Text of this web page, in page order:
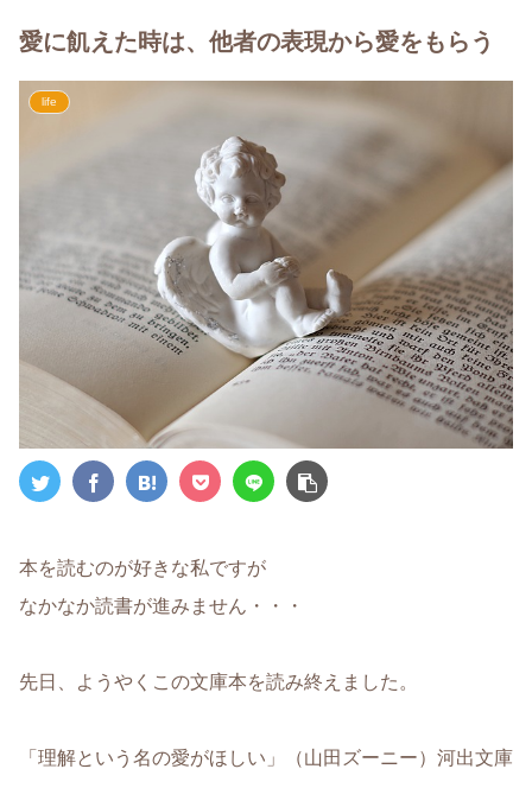
愛に飢えた時は、他者の表現から愛をもらう
life
本を読むのが好きな私ですが
なかなか読書が進みません・・・
先日、ようやくこの文庫本を読み終えました。
「理解という名の愛がほしい」（山田ズーニー）河出文庫